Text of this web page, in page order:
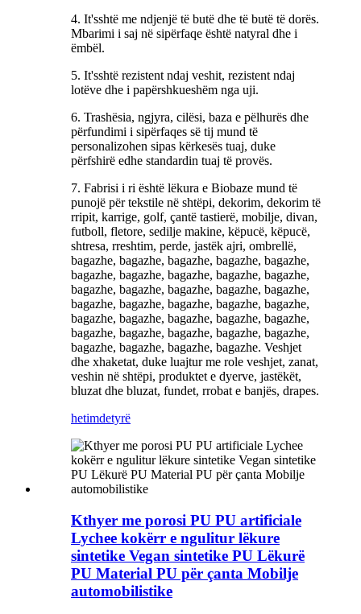
4. It'sshtë me ndjenjë të butë dhe të butë të dorës.
Mbarimi i saj në sipërfaqe është natyral dhe i
ëmbël.
5. It'sshtë rezistent ndaj veshit, rezistent ndaj
lotëve dhe i papërshkueshëm nga uji.
6. Trashësia, ngjyra, cilësi, baza e pëlhurës dhe
përfundimi i sipërfaqes së tij mund të
personalizohen sipas kërkesës tuaj, duke
përfshirë edhe standardin tuaj të provës.
7. Fabrisi i ri është lëkura e Biobaze mund të
punojë për tekstile në shtëpi, dekorim, dekorim të
rripit, karrige, golf, çantë tastierë, mobilje, divan,
futboll, fletore, sedilje makine, këpucë, këpucë,
shtresa, rreshtim, perde, jastëk ajri, ombrellë,
bagazhe, bagazhe, bagazhe, bagazhe, bagazhe,
bagazhe, bagazhe, bagazhe, bagazhe, bagazhe,
bagazhe, bagazhe, bagazhe, bagazhe, bagazhe,
bagazhe, bagazhe, bagazhe, bagazhe, bagazhe,
bagazhe, bagazhe, bagazhe, bagazhe, bagazhe,
bagazhe, bagazhe, bagazhe, bagazhe, bagazhe,
bagazhe, bagazhe, bagazhe, bagazhe. Veshjet
dhe xhaketat, duke luajtur me role veshjet, zanat,
veshin në shtëpi, produktet e dyerve, jastëkët,
bluzat dhe bluzat, fundet, rrobat e banjës, drapes.
hetimdetyrë
Kthyer me porosi PU PU artificiale
Lychee kokërr e ngulitur lëkure
sintetike Vegan sintetike PU Lëkurë
PU Material PU për çanta Mobilje
automobilistike